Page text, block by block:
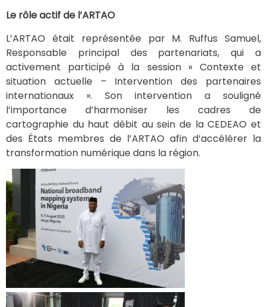
Le rôle actif de l’ARTAO
L’ARTAO était représentée par M. Ruffus Samuel,
Responsable principal des partenariats, qui a
activement participé à la session « Contexte et
situation actuelle – Intervention des partenaires
internationaux ». Son intervention a souligné
l’importance d’harmoniser les cadres de
cartographie du haut débit au sein de la CEDEAO et
des États membres de l’ARTAO afin d’accélérer la
transformation numérique dans la région.